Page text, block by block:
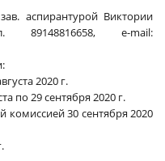
аспирантурой Виктории
89148816658, e-mail:
2020 г.
по 29 сентября 2020 г.
комиссией 30 сентября 2020